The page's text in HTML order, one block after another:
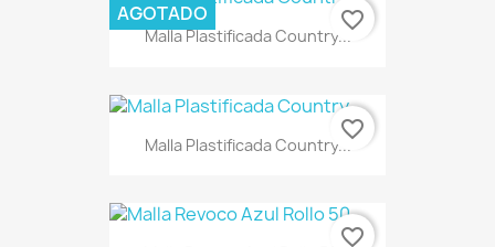
Malla Plastificada Country...
AGOTADO favorite_border
Malla Plastificada Country...
favorite_border
favorite_border